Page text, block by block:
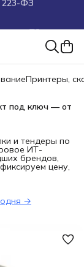
чат
заказ
Принтеры,
под ключ — от
и тендеры по
ИТ-
брендов,
цену,
→